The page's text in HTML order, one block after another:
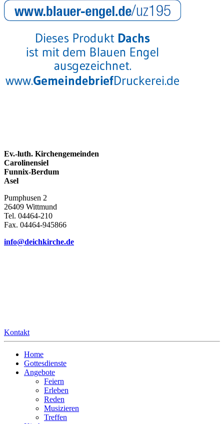
Ev.-luth. Kirchengemeinden
Carolinensiel
Funnix-Berdum
Asel
Pumphusen 2
26409 Wittmund
Tel. 04464-210
Fax. 04464-945866
info@deichkirche.de
Kontakt
Home
Gottesdienste
Angebote
Feiern
Erleben
Reden
Musizieren
Treffen